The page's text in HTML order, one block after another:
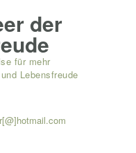
der
für mehr
Lebensfreude